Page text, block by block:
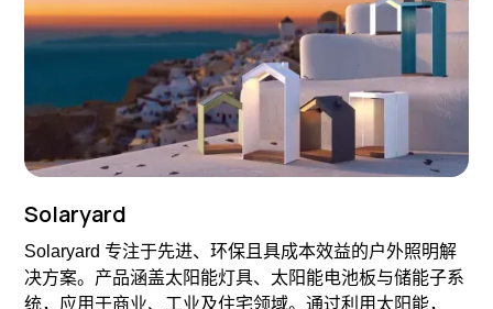
Solaryard
Solaryard 专注于先进、环保且具成本效益的户外照明解
决方案。产品涵盖太阳能灯具、太阳能电池板与储能子系
统，应用于商业、工业及住宅领域。通过利用太阳能，